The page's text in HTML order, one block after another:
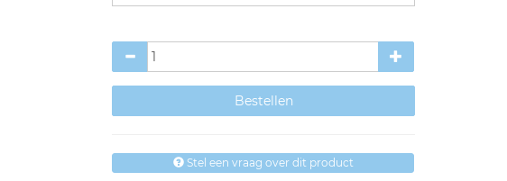
Stel een vraag over dit product